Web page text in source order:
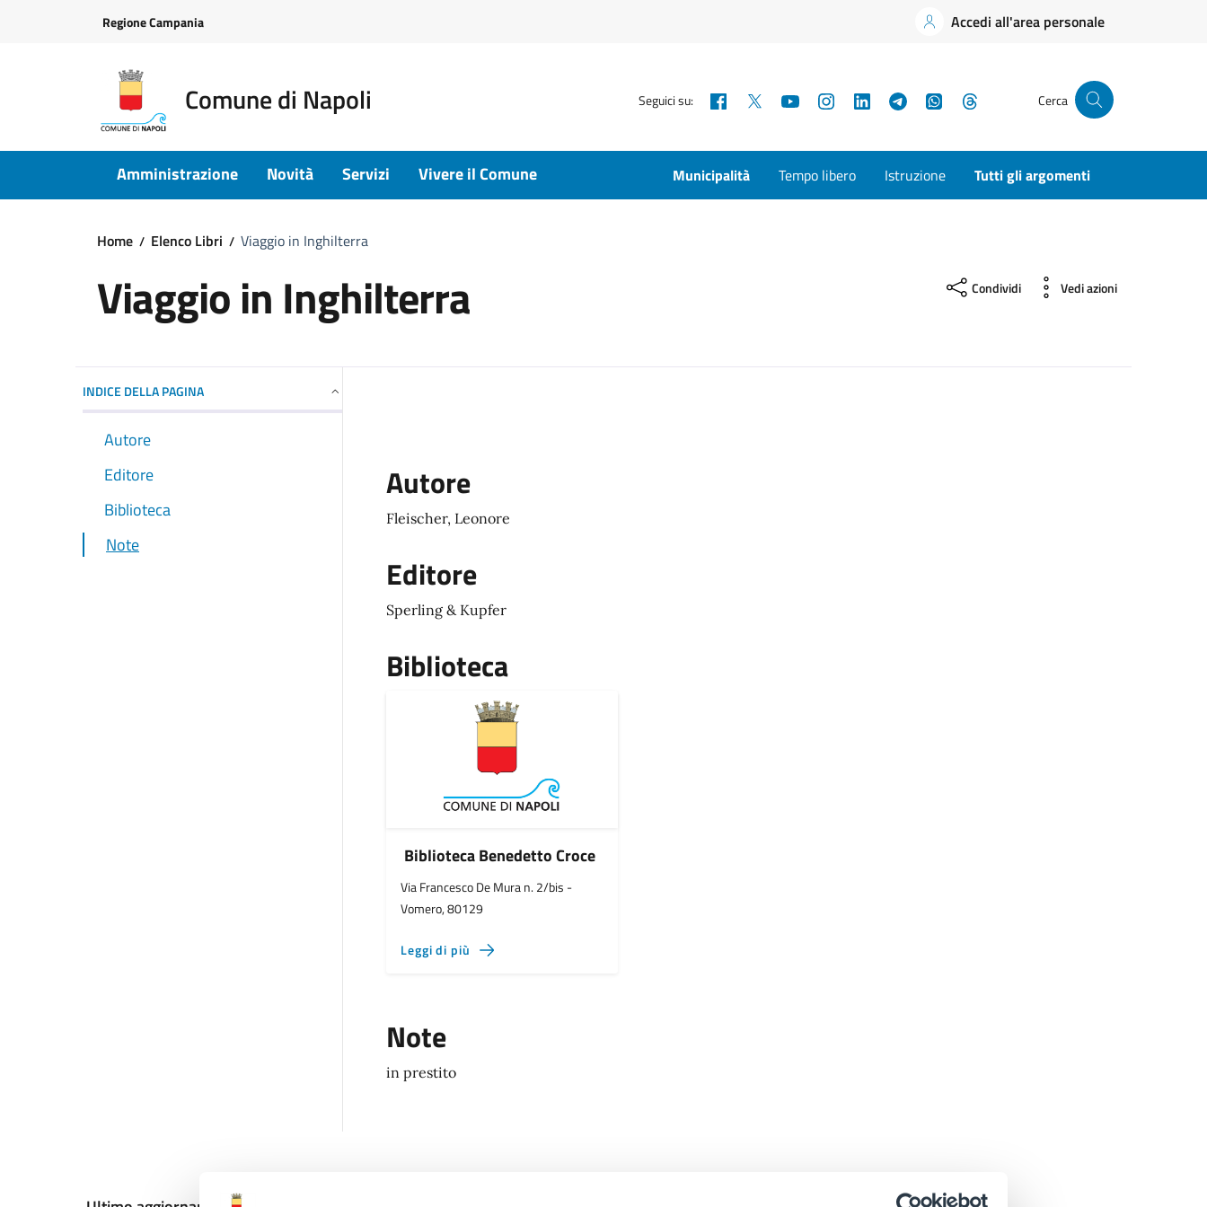
Regione Campania Accedi all'area personale
Comune di Napoli Seguici su: Facebook YouTubeInstagramLinkedInTelegramWhatsApp Cerca
Amministrazione Novità Servizi Vivere il Comune Municipalità Tempo libero Istruzione Tutti gli argomenti
Home Elenco Libri Viaggio in Inghilterra
Viaggio in Inghilterra Condividi Vedi azioni
INDICE DELLA PAGINA
Autore
Editore
Biblioteca
Note
Autore
Fleischer, Leonore
Editore
Sperling & Kupfer
Biblioteca
Biblioteca Benedetto Croce
Via Francesco De Mura n. 2/bis -
Vomero, 80129
Leggi di più
Note
in prestito